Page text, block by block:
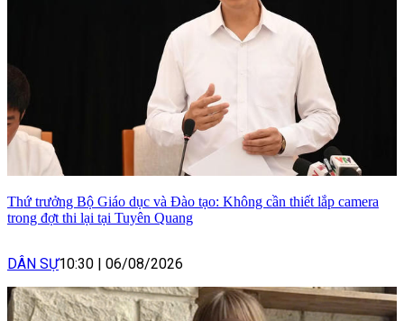
Thứ trưởng Bộ Giáo dục và Đào tạo: Không cần thiết lắp camera
trong đợt thi lại tại Tuyên Quang
DÂN SỰ10:30 | 06/08/2026